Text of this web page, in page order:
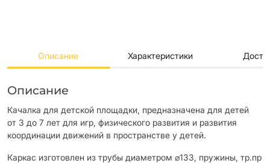
Описание Характеристики
Описание
Качалка для детской площадки, предназначена для детей
от 3 до 7 лет для игр, физического развития и развития
координации движений в пространстве у детей.
Каркас изготовлен из трубы диаметром ⌀133, пружины, тр.пр